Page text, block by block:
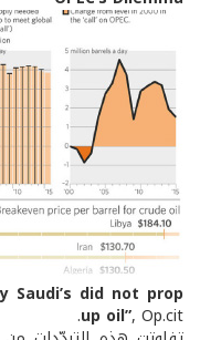
Saudi’s did not prop
up oil”, Op.cit.